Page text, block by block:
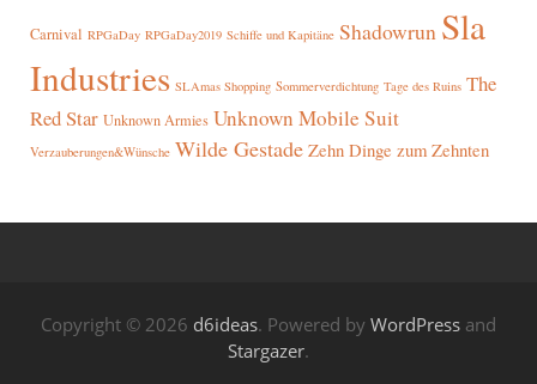
Carnival RPGaDay RPGaDay2019 Schiffe und Kapitäne Shadowrun Sla
Industries SLAmas Shopping Sommerverdichtung Tage des Ruins The
Red Star Unknown Armies Unknown Mobile Suit
Verzauberungen&Wünsche Wilde Gestade Zehn Dinge zum Zehnten
Copyright © 2026 d6ideas. Powered by WordPress and
Stargazer.